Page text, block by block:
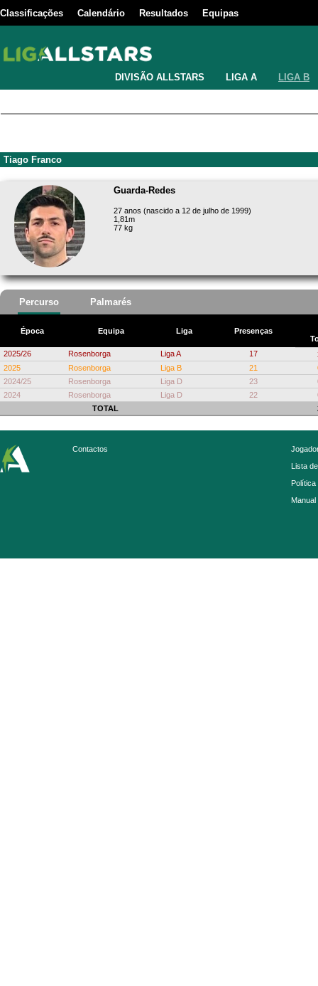
Classificações Calendário Resultados Equipas
DIVISÃO ALLSTARS LIGA A LIGA B
Tiago Franco
Guarda-Redes
27 anos (nascido a 12 de julho de 1999)
1,81m
77 kg
Percurso Palmarés
Época Equipa Liga
Presenças
2025/26
Rosenborga Liga A 17
2025
Rosenborga Liga B 21
2024/25
Rosenborga Liga D 23
2024
Rosenborga Liga D 22
TOTAL
Contactos
Lista
Política